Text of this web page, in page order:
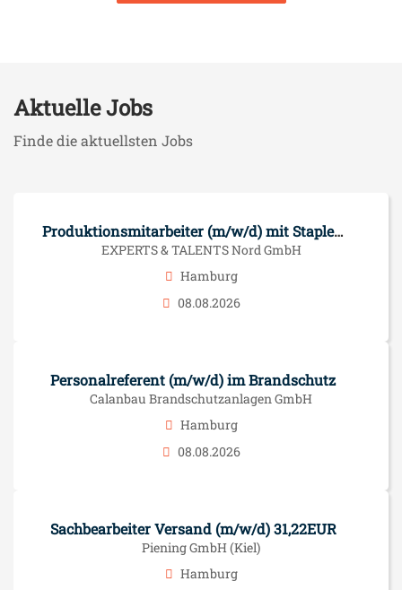
Aktuelle Jobs
Finde die aktuellsten Jobs
Produktionsmitarbeiter (m/w/d) mit Staplerschein
EXPERTS & TALENTS Nord GmbH
Hamburg
08.08.2026
Personalreferent (m/w/d) im Brandschutz
Calanbau Brandschutzanlagen GmbH
Hamburg
08.08.2026
Sachbearbeiter Versand (m/w/d) 31,22EUR
Piening GmbH (Kiel)
Hamburg